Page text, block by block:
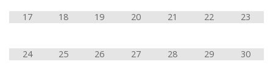
17 18 19 20 21 22 23
24 25 26 27 28 29 30